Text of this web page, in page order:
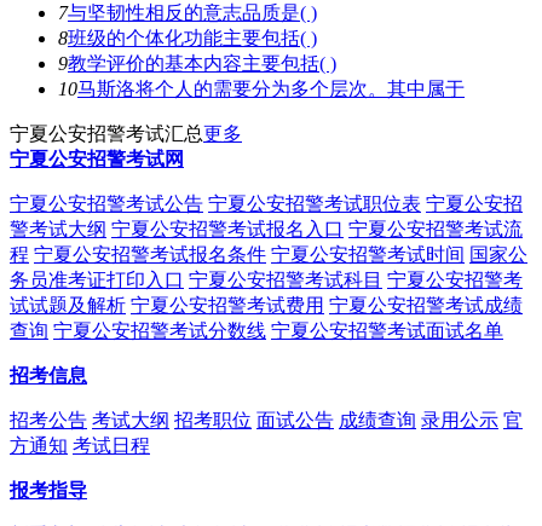
7与坚韧性相反的意志品质是( )
8班级的个体化功能主要包括( )
9教学评价的基本内容主要包括( )
10马斯洛将个人的需要分为多个层次。其中属于
宁夏公安招警考试汇总更多
宁夏公安招警考试网
宁夏公安招警考试公告 宁夏公安招警考试职位表 宁夏公安招
警考试大纲 宁夏公安招警考试报名入口 宁夏公安招警考试流
程 宁夏公安招警考试报名条件 宁夏公安招警考试时间 国家公
务员准考证打印入口 宁夏公安招警考试科目 宁夏公安招警考
试试题及解析 宁夏公安招警考试费用 宁夏公安招警考试成绩
查询 宁夏公安招警考试分数线 宁夏公安招警考试面试名单
招考信息
招考公告 考试大纲 招考职位 面试公告 成绩查询 录用公示 官
方通知 考试日程
报考指导